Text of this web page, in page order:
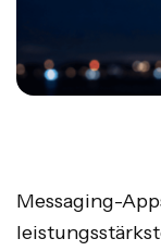
Messaging-